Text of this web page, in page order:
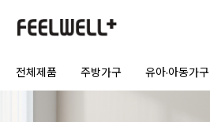
전체제품 주방가구 유아·아동가구